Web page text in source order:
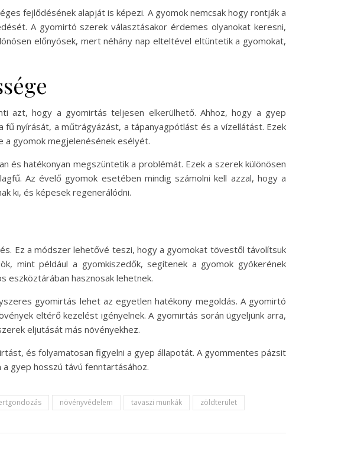
fejlődésének alapját is képezi. A gyomok nemcsak hogy rontják a
A gyomirtó szerek választásakor érdemes olyanokat keresni,
előnyösek, mert néhány nap elteltével eltüntetik a gyomokat,
azt, hogy a gyomirtás teljesen elkerülhető. Ahhoz, hogy a gyep
nyírását, a műtrágyázást, a tápanyagpótlást és a vízellátást. Ezek
a gyomok megjelenésének esélyét.
és hatékonyan megszüntetik a problémát. Ezek a szerek különösen
Az évelő gyomok esetében mindig számolni kell azzal, hogy a
ki, és képesek regenerálódni.
Ez a módszer lehetővé teszi, hogy a gyomokat tövestől távolítsuk
mint például a gyomkiszedők, segítenek a gyomok gyökerének
eszköztárában hasznosak lehetnek.
gyomirtás lehet az egyetlen hatékony megoldás. A gyomirtó
eltérő kezelést igényelnek. A gyomirtás során ügyeljünk arra,
eljutását más növényekhez.
és folyamatosan figyelni a gyep állapotát. A gyommentes pázsit
gyep hosszú távú fenntartásához.
növényvédelem tavaszi munkák zöldterület